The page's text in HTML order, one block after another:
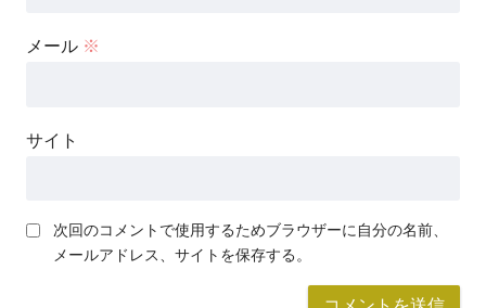
メール ※
サイト
次回のコメントで使用するためブラウザーに自分の名前、
メールアドレス、サイトを保存する。